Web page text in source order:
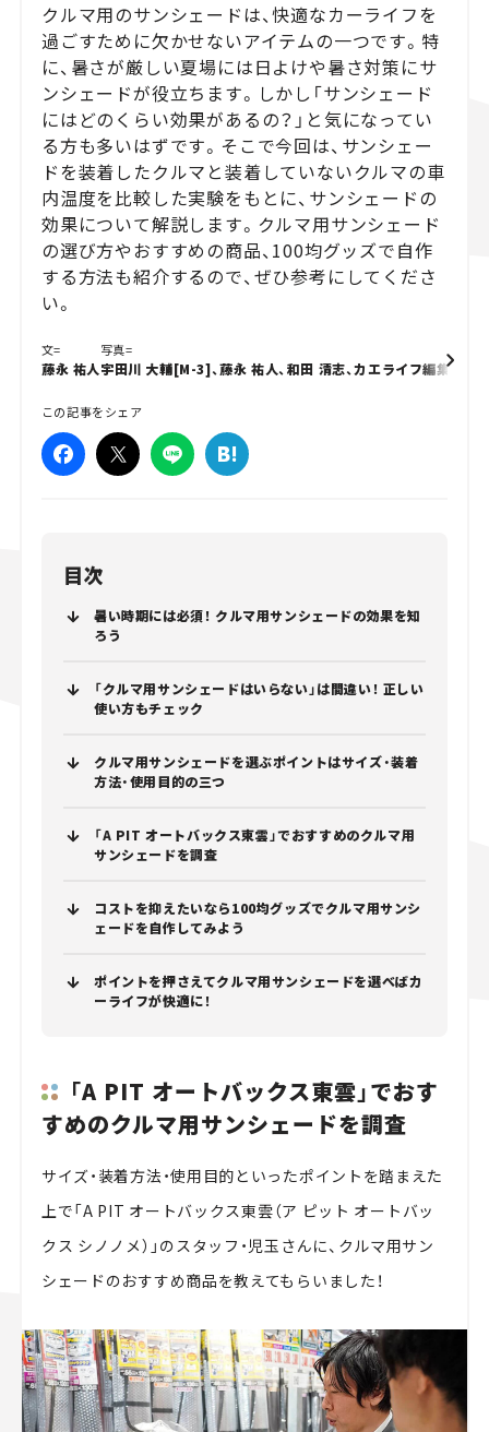
クルマ用のサンシェードは、快適なカーライフを
過ごすために欠かせないアイテムの一つです。特
に、暑さが厳しい夏場には日よけや暑さ対策にサ
ンシェードが役立ちます。しかし「サンシェード
にはどのくらい効果があるの？」と気になってい
る方も多いはずです。そこで今回は、サンシェー
ドを装着したクルマと装着していないクルマの車
内温度を比較した実験をもとに、サンシェードの
効果について解説します。クルマ用サンシェード
の選び方やおすすめの商品、100均グッズで自作
する方法も紹介するので、ぜひ参考にしてくださ
い。
文=
藤永 祐人
写真=
宇田川 大輔[M-3]、藤永 祐人、和田 清志、カエライフ編集部
この記事をシェア
目次
暑い時期には必須！ クルマ用サンシェードの効果を知
ろう
「クルマ用サンシェードはいらない」は間違い！ 正しい
使い方もチェック
クルマ用サンシェードを選ぶポイントはサイズ・装着
方法・使用目的の三つ
「A PIT オートバックス東雲」でおすすめのクルマ用
サンシェードを調査
コストを抑えたいなら100均グッズでクルマ用サンシ
ェードを自作してみよう
ポイントを押さえてクルマ用サンシェードを選べばカ
ーライフが快適に！
「A PIT オートバックス東雲」でおす
すめのクルマ用サンシェードを調査
サイズ・装着方法・使用目的といったポイントを踏まえた
上で「A PIT オートバックス東雲（ア ピット オートバッ
クス シノノメ）」のスタッフ・児玉さんに、クルマ用サン
シェードのおすすめ商品を教えてもらいました！